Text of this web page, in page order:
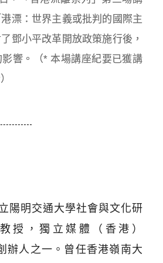
漂：世界主義或批判的國際主
鄧小平改革開放政策施行後，
響。（* 本場講座紀要已獲講
陽明交通大學社會與文化研
授，獨立媒體（香港）
辦人之一。曾任香港嶺南大